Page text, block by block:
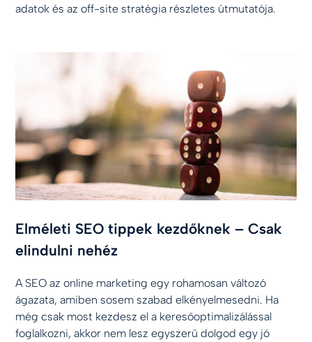
adatok és az off-site stratégia részletes útmutatója.
Elméleti SEO tippek kezdőknek – Csak
elindulni nehéz
A SEO az online marketing egy rohamosan változó
ágazata, amiben sosem szabad elkényelmesedni. Ha
még csak most kezdesz el a keresőoptimalizálással
foglalkozni, akkor nem lesz egyszerű dolgod egy jó